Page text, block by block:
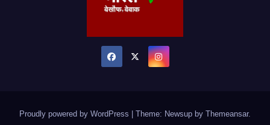
Proudly powered by WordPress Theme: Newsup by Themeansar.